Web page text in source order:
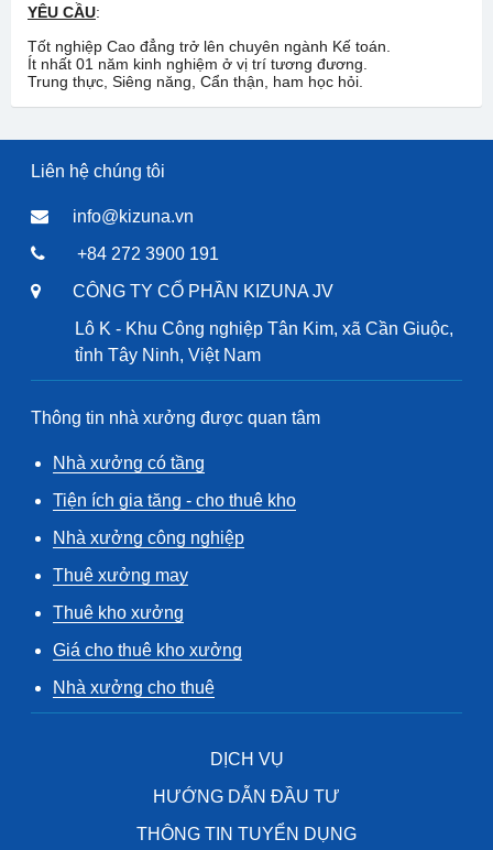
YÊU CẦU:
Tốt nghiệp Cao đẳng trở lên chuyên ngành Kế toán.
Ít nhất 01 năm kinh nghiệm ở vị trí tương đương.
Trung thực, Siêng năng, Cẩn thận, ham học hỏi.
Liên hệ chúng tôi
info@kizuna.vn
+84 272 3900 191
CÔNG TY CỔ PHẦN KIZUNA JV
Lô K - Khu Công nghiệp Tân Kim, xã Cần Giuộc,
tỉnh Tây Ninh, Việt Nam
Thông tin nhà xưởng được quan tâm
Nhà xưởng có tầng
Tiện ích gia tăng - cho thuê kho
Nhà xưởng công nghiệp
Thuê xưởng may
Thuê kho xưởng
Giá cho thuê kho xưởng
Nhà xưởng cho thuê
DỊCH VỤ
HƯỚNG DẪN ĐẦU TƯ
THÔNG TIN TUYỂN DỤNG